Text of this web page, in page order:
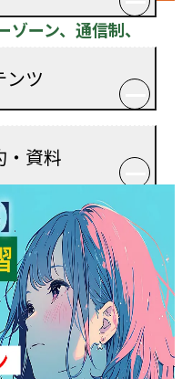
ンツ
・資料
ーン、通信制、
ポートする